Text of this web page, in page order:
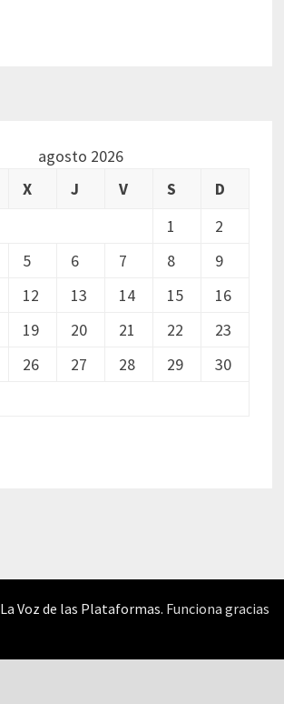
agosto 2026
X J V S
D
1
2
5 6 7 8
9
12 13 14 15
16
19 20 21 22
23
26 27 28 29
30
La Voz de las Plataformas. Funciona gracias